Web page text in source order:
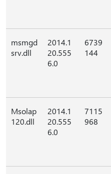
msmgd
srv.dll
2014.1
20.555
6.0
6739
144
Msolap
120.dll
2014.1
20.555
6.0
7115
968